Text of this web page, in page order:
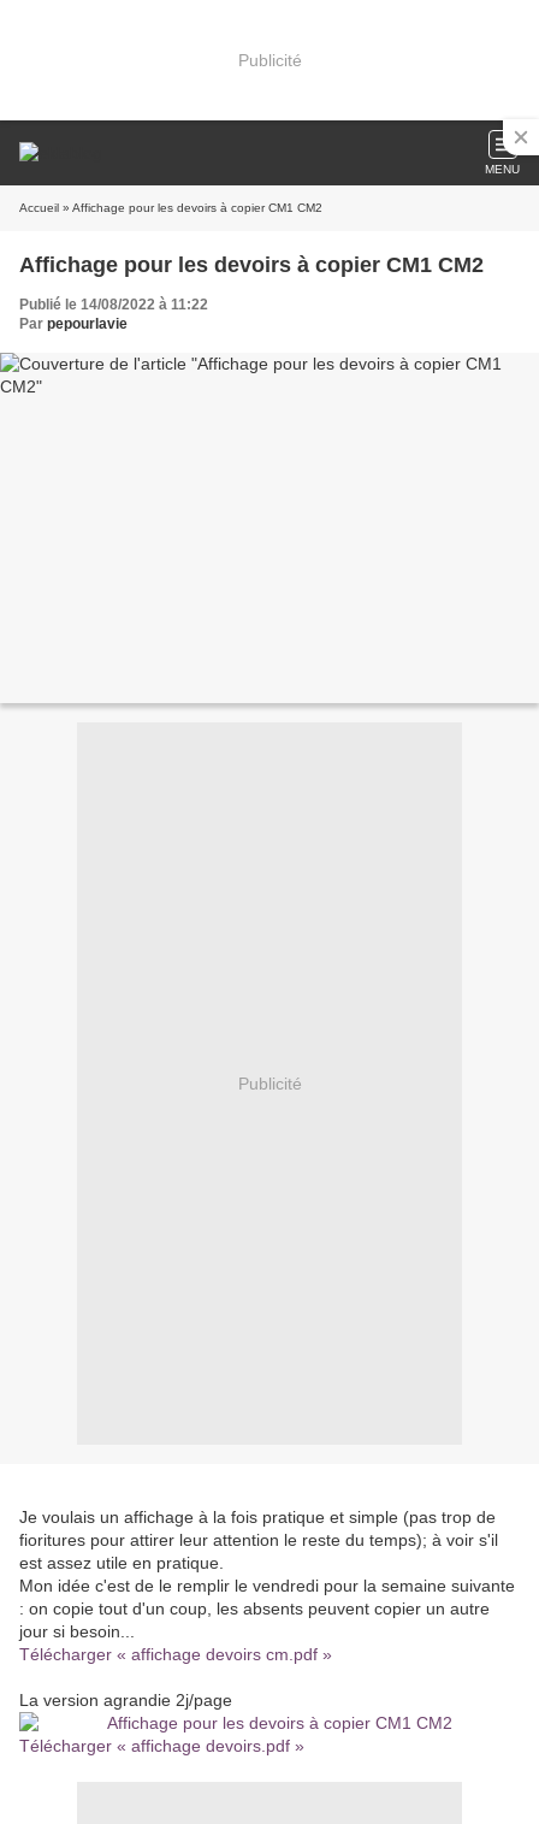
Publicité
MENU
Accueil » Affichage pour les devoirs à copier CM1 CM2
Affichage pour les devoirs à copier CM1 CM2
Publié le 14/08/2022 à 11:22
Par pepourlavie
Publicité
Je voulais un affichage à la fois pratique et simple (pas trop de
fioritures pour attirer leur attention le reste du temps); à voir s'il
est assez utile en pratique.
Mon idée c'est de le remplir le vendredi pour la semaine suivante
: on copie tout d'un coup, les absents peuvent copier un autre
jour si besoin...
Télécharger « affichage devoirs cm.pdf »
La version agrandie 2j/page
Télécharger « affichage devoirs.pdf »